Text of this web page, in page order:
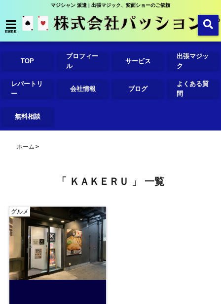
マジシャン 派遣 | 出張マジック、変面ショーのご依頼
menu
TOP
プロフィー
ル
サービス
出張マジッ
ク
レパートリ
ー
会社情報 ブログ
よくある質
問
無料相談
ホーム
「 ＫＡＫＥＲＵ 」 一覧
グルメ